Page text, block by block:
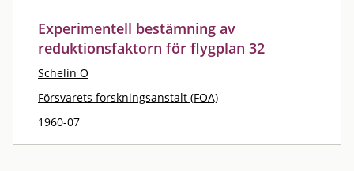
Experimentell bestämning av
reduktionsfaktorn för flygplan 32
Schelin O
Försvarets forskningsanstalt (FOA)
1960-07